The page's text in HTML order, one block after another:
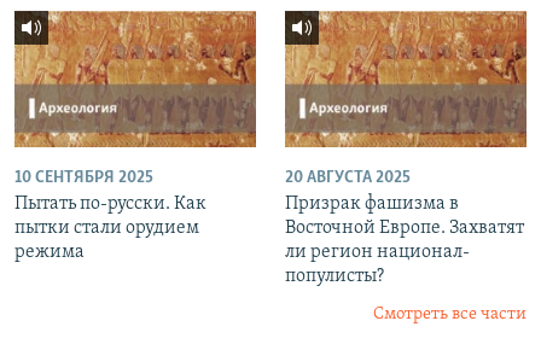
10 СЕНТЯБРЯ 2025
Пытать по-русски. Как
пытки стали орудием
режима
20 АВГУСТА 2025
Призрак фашизма в
Восточной Европе. Захватят
ли регион национал-
популисты?
Смотреть все части